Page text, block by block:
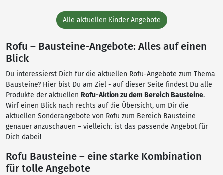
Alle aktuellen Kinder Angebote
Rofu – Bausteine-Angebote: Alles auf einen
Blick
Du interessierst Dich für die aktuellen Rofu-Angebote zum Thema
Bausteine? Hier bist Du am Ziel - auf dieser Seite findest Du alle
Produkte der aktuellen Rofu-Aktion zu dem Bereich Bausteine.
Wirf einen Blick nach rechts auf die Übersicht, um Dir die
aktuellen Sonderangebote von Rofu zum Bereich Bausteine
genauer anzuschauen – vielleicht ist das passende Angebot für
Dich dabei!
Rofu Bausteine – eine starke Kombination
für tolle Angebote